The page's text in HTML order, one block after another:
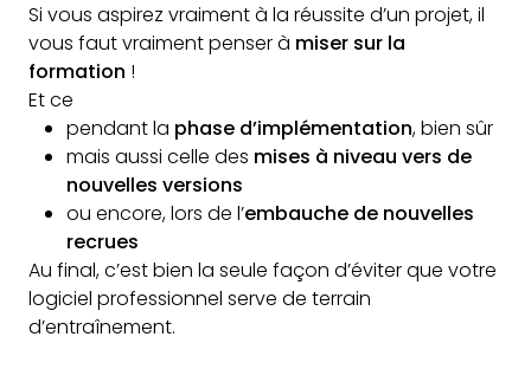
Si vous aspirez vraiment à la réussite d’un projet, il
vous faut vraiment penser à miser sur la
formation !
Et ce
pendant la phase d’implémentation, bien sûr
mais aussi celle des mises à niveau vers de
nouvelles versions
ou encore, lors de l’embauche de nouvelles
recrues
Au final, c’est bien la seule façon d’éviter que votre
logiciel professionnel serve de terrain
d’entraînement.